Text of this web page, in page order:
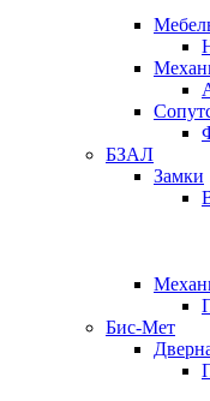
БЗАЛ
Замки
Бис-Мет